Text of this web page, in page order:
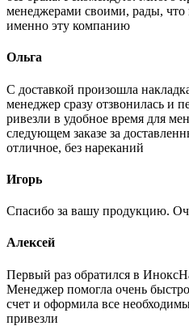
менеджерами своими, рады, что
именно эту компанию
Ольга
С доставкой произошла
менеджер сразу отзвонилась и
ривезли в удобное время для
следующем заказе за
отличное, без нареканий
Игорь
Спасибо за вашу продукцию.
Алексей
Первый раз обратился в
Менеджер помогла очень
счет и оформила все
привезли